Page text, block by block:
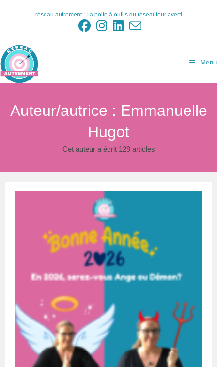
réseau autrement : La boite à outils du réseauteur averti
Menu
Auteur/autrice : Emmanuelle
Hugot
Cet auteur a écrit 129 articles